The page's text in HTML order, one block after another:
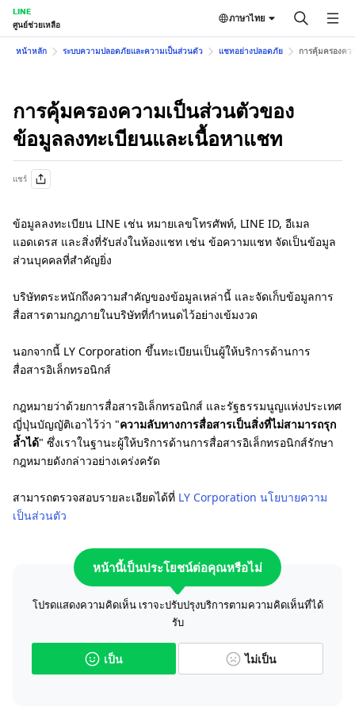
LINE
ศูนย์ช่วยเหลือ
ภาษาไทย
หน้าหลัก ระบบความปลอดภัยและความเป็นส่วนตัว แชทอย่างปลอดภัย การคุ้มครองคว
การคุ้มครองความเป็นส่วนตัวของ
ข้อมูลลงทะเบียนและเนื้อหาแชท
แชร์
ข้อมูลลงทะเบียน LINE เช่น หมายเลขโทรศัพท์, LINE ID, อีเมล
แอดเดรส และสิ่งที่รับส่งในห้องแชท เช่น ข้อความแชท จัดเป็นข้อมูล
ส่วนบุคคลที่สำคัญยิ่ง
บริษัทตระหนักถึงความสำคัญของข้อมูลเหล่านี้ และจัดเก็บข้อมูลการ
สื่อสารตามกฎภายในบริษัทที่กำหนดไว้อย่างเข้มงวด
นอกจากนี้ LY Corporation ขึ้นทะเบียนเป็นผู้ให้บริการด้านการ
สื่อสารอิเล็กทรอนิกส์
กฎหมายว่าด้วยการสื่อสารอิเล็กทรอนิกส์ และรัฐธรรมนูญแห่งประเทศ
ญี่ปุ่นบัญญัติเอาไว้ว่า "ความลับทางการสื่อสารเป็นสิ่งที่ไม่สามารถรุก
ล้ำได้" ซึ่งเราในฐานะผู้ให้บริการด้านการสื่อสารอิเล็กทรอนิกส์รักษา
กฎหมายดังกล่าวอย่างเคร่งครัด
สามารถตรวจสอบรายละเอียดได้ที่ LY Corporation นโยบายความ
เป็นส่วนตัว
หน้านี้เป็นประโยชน์ต่อคุณหรือไม่
โปรดแสดงความคิดเห็น เราจะปรับปรุงบริการตามความคิดเห็นที่ได้
รับ
เป็น ไม่เป็น